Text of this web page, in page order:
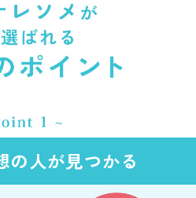
の人が見つかる